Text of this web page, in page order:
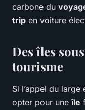
carbone du
trip en voiture
Des îles
tourisme
Si l’appel du
opter pour uneîle